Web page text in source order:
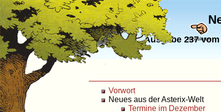
Newsletter
Ausgabe 237
Vorwort
Neues aus der Asterix-Welt
Termine im Dezember